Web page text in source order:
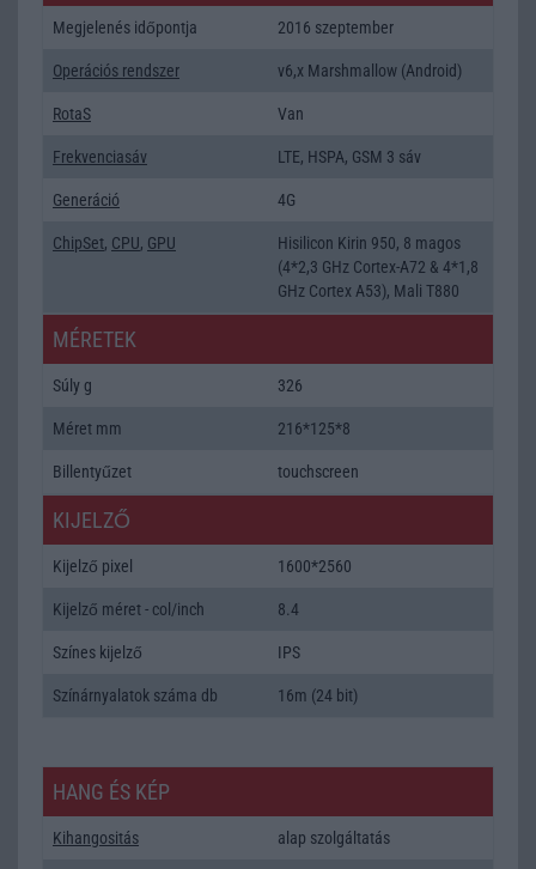
Megjelenés időpontja 2016 szeptember
Operációs rendszer v6,x Marshmallow (Android)
RotaS Van
Frekvenciasáv LTE, HSPA, GSM 3 sáv
Generáció 4G
ChipSet, CPU, GPU
Hisilicon Kirin 950, 8 magos
(4*2,3 GHz Cortex-A72 & 4*1,8
GHz Cortex A53), Mali T880
MÉRETEK
Súly g 326
Méret mm 216*125*8
Billentyűzet touchscreen
KIJELZŐ
Kijelző pixel 1600*2560
Kijelző méret - col/inch 8.4
Színes kijelző IPS
Színárnyalatok száma db 16m (24 bit)
HANG ÉS KÉP
Kihangositás alap szolgáltatás